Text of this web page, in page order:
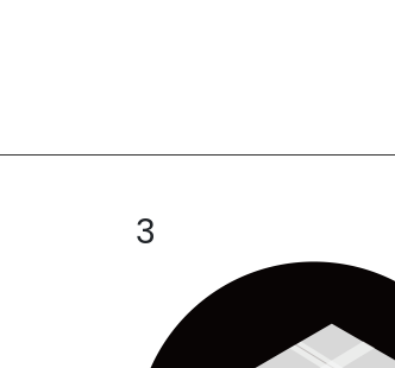
3